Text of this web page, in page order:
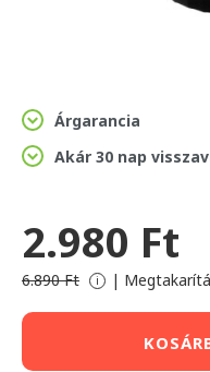
Árgarancia
Akár 30 nap
2.980 Ft
6.890 Ft i |